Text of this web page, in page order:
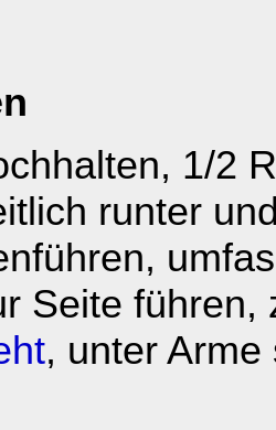
1/2
runter
Seite führen,
, unter